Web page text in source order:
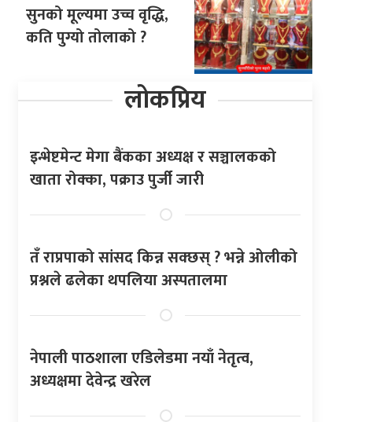
सुनको मूल्यमा उच्च वृद्धि,
कति पुग्यो तोलाको ?
लोकप्रिय
इन्भेष्टमेन्ट मेगा बैंकका अध्यक्ष र सञ्चालकको
खाता रोक्का, पक्राउ पुर्जी जारी
तँ राप्रपाको सांसद किन्न सक्छस् ? भन्ने ओलीको
प्रश्नले ढलेका थपलिया अस्पतालमा
नेपाली पाठशाला एडिलेडमा नयाँ नेतृत्व,
अध्यक्षमा देवेन्द्र खरेल